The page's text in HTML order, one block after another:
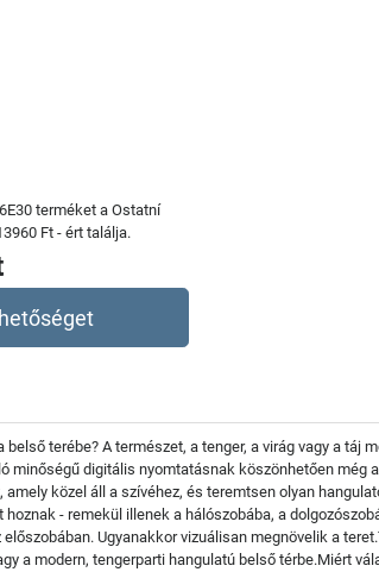
terméket a Ostatní
Ft - ért találja.
terébe? A természet, a tenger, a virág vagy a táj
digitális nyomtatásnak köszönhetően még
közel áll a szívéhez, és teremtsen olyan
- remekül illenek a hálószobába, a
Ugyanakkor vizuálisan megnövelik a
a modern, tengerparti hangulatú belső térbe.Miért